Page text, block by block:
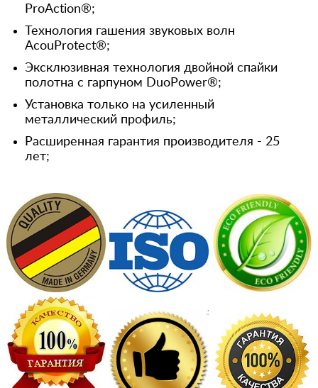
ProAction®;
Технология гашения звуковых волн
AcouProtect®;
Эксклюзивная технология двойной спайки
полотна с гарпуном DuoPower®;
Установка только на усиленный
металлический профиль;
Расширенная гарантия производителя - 25
лет;